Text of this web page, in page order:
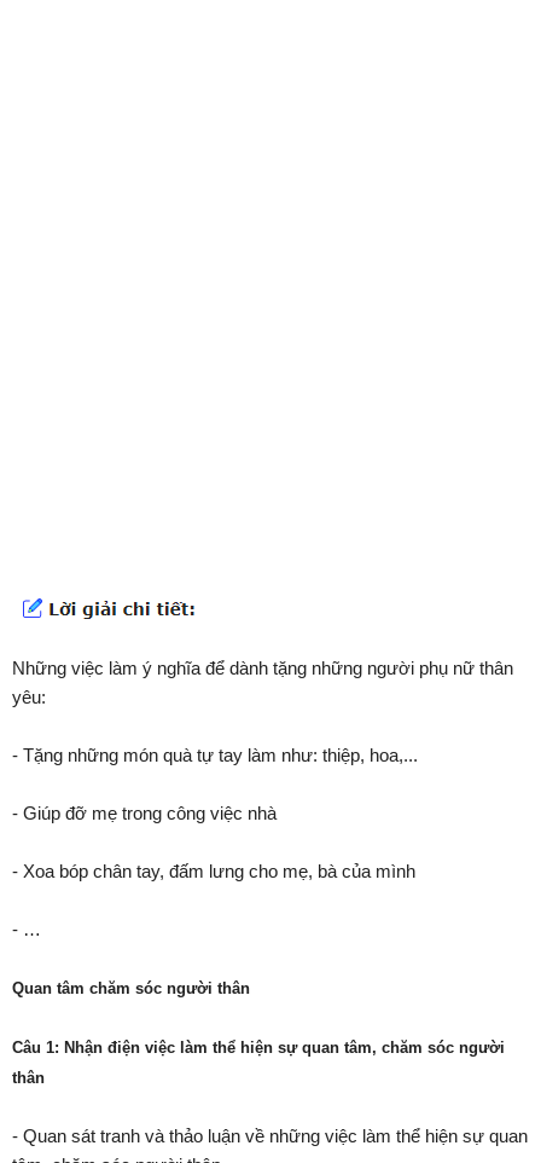
Những việc làm ý nghĩa để dành tặng những người phụ nữ thân
yêu:
- Tặng những món quà tự tay làm như: thiệp, hoa,...
- Giúp đỡ mẹ trong công việc nhà
- Xoa bóp chân tay, đấm lưng cho mẹ, bà của mình
- …
Quan tâm chăm sóc người thân
Câu 1: Nhận điện việc làm thể hiện sự quan tâm, chăm sóc người
thân
- Quan sát tranh và thảo luận về những việc làm thể hiện sự quan